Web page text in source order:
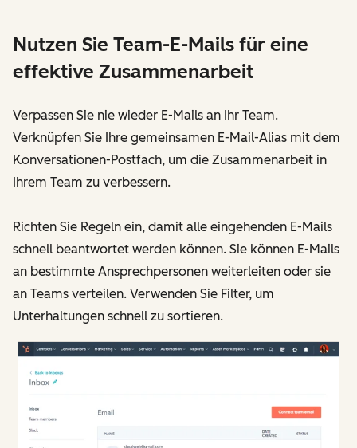
Nutzen Sie Team-E-Mails für eine
effektive Zusammenarbeit
Verpassen Sie nie wieder E-Mails an Ihr Team.
Verknüpfen Sie Ihre gemeinsamen E-Mail-Alias mit dem
Konversationen-Postfach, um die Zusammenarbeit in
Ihrem Team zu verbessern.
Richten Sie Regeln ein, damit alle eingehenden E-Mails
schnell beantwortet werden können. Sie können E-Mails
an bestimmte Ansprechpersonen weiterleiten oder sie
an Teams verteilen. Verwenden Sie Filter, um
Unterhaltungen schnell zu sortieren.